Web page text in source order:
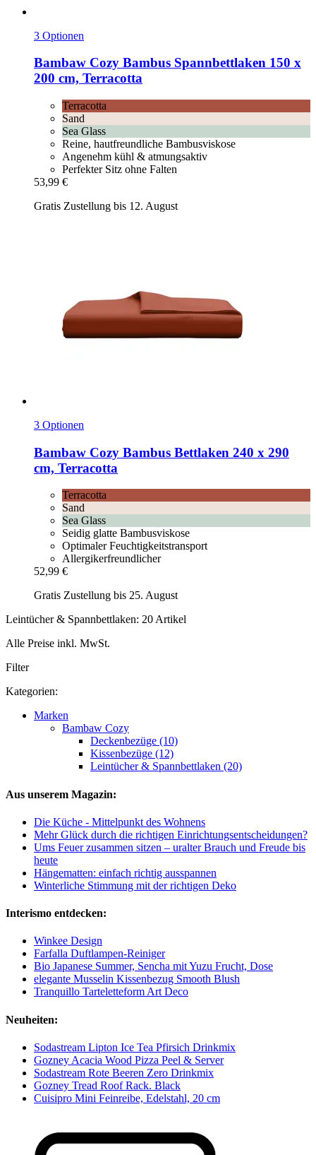
3 Optionen
Bambaw Cozy Bambus Spannbettlaken 150 x
200 cm, Terracotta
Terracotta
Sand
Sea Glass
Reine, hautfreundliche Bambusviskose
Angenehm kühl & atmungsaktiv
Perfekter Sitz ohne Falten
53,99 €
Gratis Zustellung bis 12. August
3 Optionen
Bambaw Cozy Bambus Bettlaken 240 x 290
cm, Terracotta
Terracotta
Sand
Sea Glass
Seidig glatte Bambusviskose
Optimaler Feuchtigkeitstransport
Allergikerfreundlicher
52,99 €
Gratis Zustellung bis 25. August
Leintücher & Spannbettlaken: 20 Artikel
Alle Preise inkl. MwSt.
Filter
Kategorien:
Marken
Bambaw Cozy
Deckenbezüge (10)
Kissenbezüge (12)
Leintücher & Spannbettlaken (20)
Aus unserem Magazin:
Die Küche - Mittelpunkt des Wohnens
Mehr Glück durch die richtigen Einrichtungsentscheidungen?
Ums Feuer zusammen sitzen – uralter Brauch und Freude bis
heute
Hängematten: einfach richtig ausspannen
Winterliche Stimmung mit der richtigen Deko
Interismo entdecken:
Winkee Design
Farfalla Duftlampen-Reiniger
Bio Japanese Summer, Sencha mit Yuzu Frucht, Dose
elegante Musselin Kissenbezug Smooth Blush
Tranquillo Tarteletteform Art Deco
Neuheiten:
Sodastream Lipton Ice Tea Pfirsich Drinkmix
Gozney Acacia Wood Pizza Peel & Server
Sodastream Rote Beeren Zero Drinkmix
Gozney Tread Roof Rack. Black
Cuisipro Mini Feinreibe, Edelstahl, 20 cm